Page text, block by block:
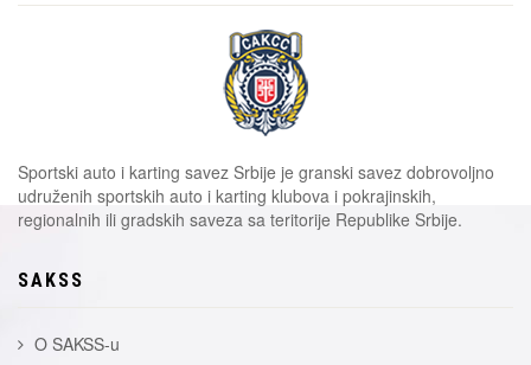
Sportski auto i karting savez Srbije je granski savez dobrovoljno
udruženih sportskih auto i karting klubova i pokrajinskih,
regionalnih ili gradskih saveza sa teritorije Republike Srbije.
SAKSS
O SAKSS-u